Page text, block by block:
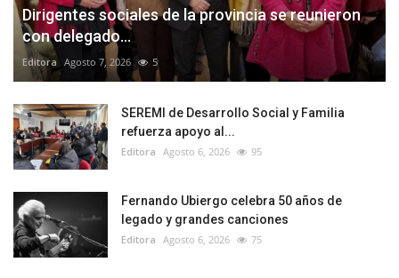
Dirigentes sociales de la provincia se reunieron
con delegado...
Editora Agosto 7, 2026 5
SEREMI de Desarrollo Social y Familia
refuerza apoyo al...
Editora Agosto 6, 2026 95
Fernando Ubiergo celebra 50 años de
legado y grandes canciones
Editora Agosto 6, 2026 75